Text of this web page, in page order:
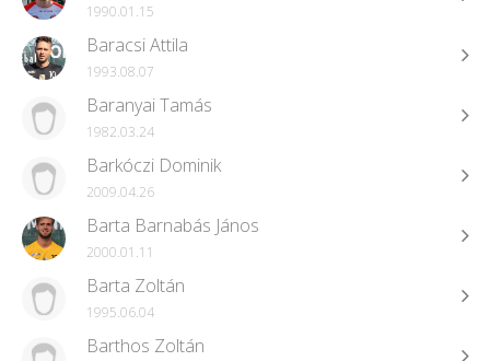
1990.01.15
Baracsi Attila
1993.08.07
Baranyai Tamás
1982.03.24
Barkóczi Dominik
2009.04.26
Barta Barnabás János
2000.01.11
Barta Zoltán
1995.06.04
Barthos Zoltán